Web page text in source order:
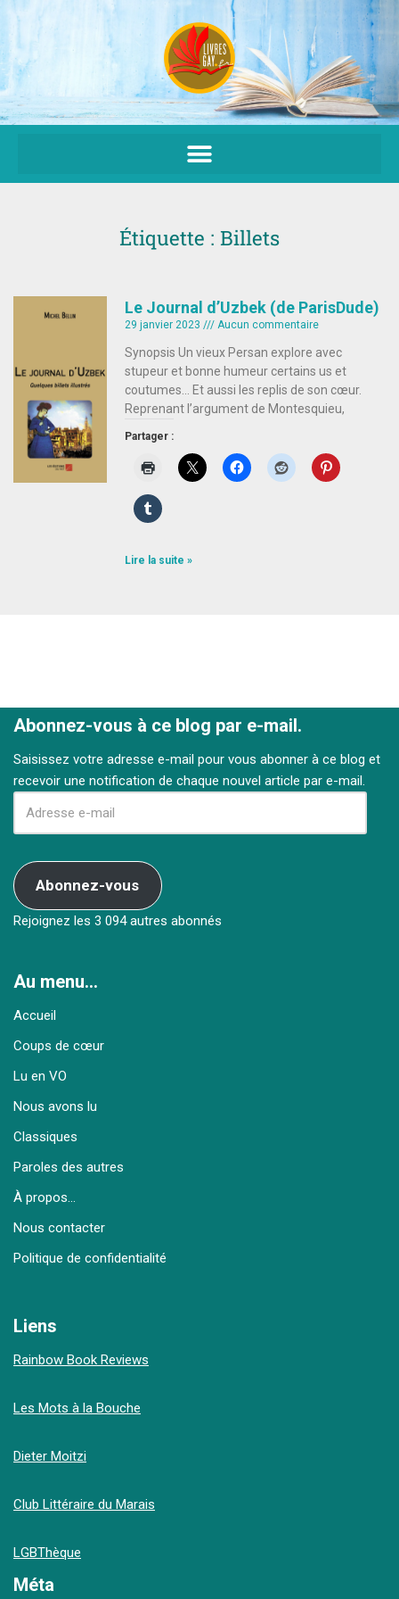
Aller
au
contenu
Étiquette : Billets
Le Journal d’Uzbek (de ParisDude)
29 janvier 2023 Aucun commentaire
Synopsis Un vieux Persan explore avec
stupeur et bonne humeur certains us et
coutumes… Et aussi les replis de son cœur.
Reprenant l’argument de Montesquieu,
Partager :
Lire la suite »
Abonnez-vous à ce blog par e-mail.
Saisissez votre adresse e-mail pour vous abonner à ce blog et
recevoir une notification de chaque nouvel article par e-mail.
Abonnez-vous
Rejoignez les 3 094 autres abonnés
Au menu…
Accueil
Coups de cœur
Lu en VO
Nous avons lu
Classiques
Paroles des autres
À propos…
Nous contacter
Politique de confidentialité
Liens
Rainbow Book Reviews
Les Mots à la Bouche
Dieter Moitzi
Club Littéraire du Marais
LGBThèque
Méta